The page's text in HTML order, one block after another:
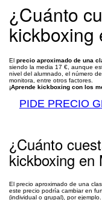
¿Cuánto
kickboxing
El precio aproximado de una
siendo la media 17 €, aunque
nivel del alumnado, el número
monitora, entre otros factores.
¡Aprende kickboxing con los
PIDE PRECIO
¿Cuánto
kickboxing en
El precio aproximado de una
este precio podría cambiar en
(individual o grupal), por ejemplo.